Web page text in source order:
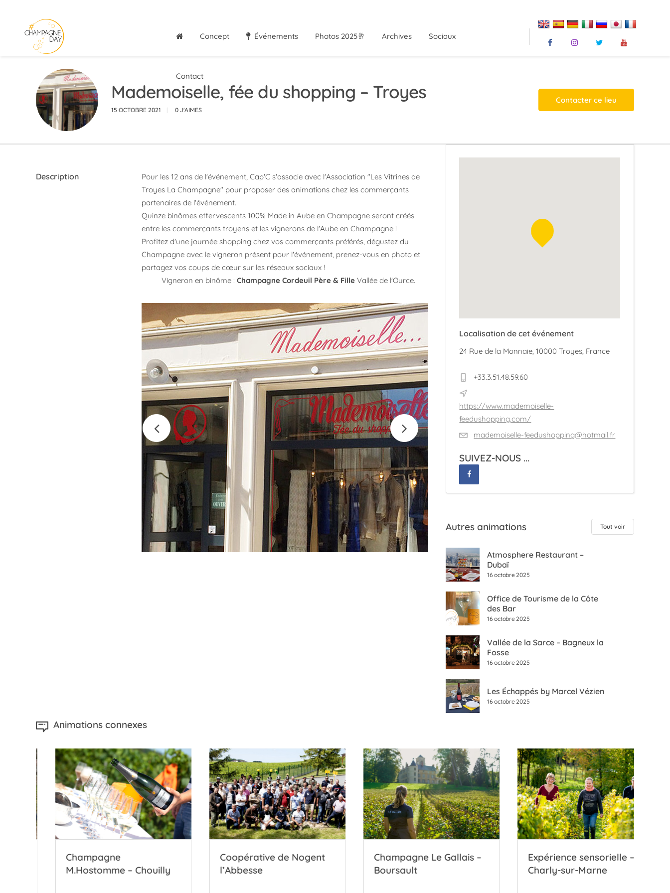
Concept Événements Photos 2025🥂 Archives Sociaux
Contact
Mademoiselle, fée du shopping – Troyes
15 OCTOBRE 2021 0 J'AIMES
Contacter ce lieu
Description
Pour les 12 ans de l'événement, Cap'C s'associe avec l'Association "Les Vitrines de
Troyes La Champagne" pour proposer des animations chez les commerçants
partenaires de l'événement.
Quinze binômes effervescents 100% Made in Aube en Champagne seront créés
entre les commerçants troyens et les vignerons de l'Aube en Champagne !
Profitez d'une journée shopping chez vos commerçants préférés, dégustez du
Champagne avec le vigneron présent pour l'événement, prenez-vous en photo et
partagez vos coups de cœur sur les réseaux sociaux !
Vigneron en binôme : Champagne Cordeuil Père & Fille Vallée de l'Ource.
Localisation de cet événement
24 Rue de la Monnaie, 10000 Troyes, France
+33.3.51.48.59.60
https://www.mademoiselle-
feedushopping.com/
mademoiselle-feedushopping@hotmail.fr
SUIVEZ-NOUS ...
Autres animations Tout voir
Atmosphere Restaurant –
Dubaï
16 octobre 2025
Office de Tourisme de la Côte
des Bar
16 octobre 2025
Vallée de la Sarce – Bagneux la
Fosse
16 octobre 2025
Les Échappés by Marcel Vézien
16 octobre 2025
Animations connexes
Champagne
M.Hostomme – Chouilly
Coopérative de Nogent
l’Abbesse
Champagne Le Gallais –
Boursault
Expérience sensorielle –
Charly-sur-Marne